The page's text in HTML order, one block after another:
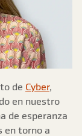
de Cyber,
en nuestro
de esperanza
en torno a